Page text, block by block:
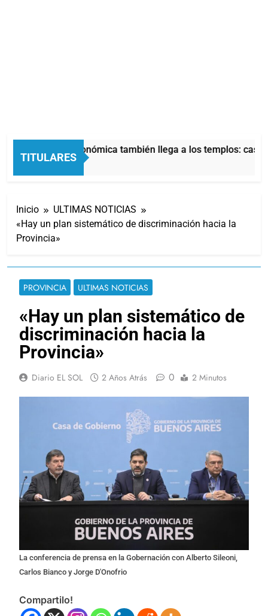
TITULARES
La crisis económica también llega a los templos: casi
10 Horas Atrás
Inicio
ULTIMAS NOTICIAS
«Hay un plan sistemático de discriminación hacia la
Provincia»
PROVINCIA ULTIMAS NOTICIAS
«Hay un plan sistemático de
discriminación hacia la
Provincia»
Diario EL SOL 2 Años Atrás 0 2 Minutos
La conferencia de prensa en la Gobernación con Alberto Sileoni,
Carlos Bianco y Jorge D'Onofrio
Compartilo!